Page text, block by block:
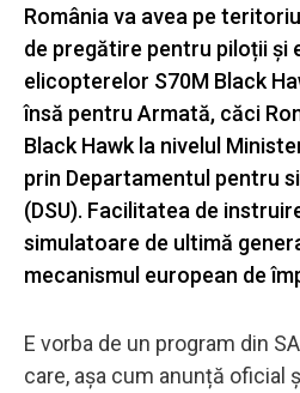
România va avea pe
de pregătire pentru piloții și
elicopterelor S70M Black
însă pentru Armată, căci
Black Hawk la nivelul
prin Departamentul pentru
(DSU). Facilitatea de
simulatoare de ultimă
mecanismul european de
E vorba de un program din
care, așa cum anunță oficial